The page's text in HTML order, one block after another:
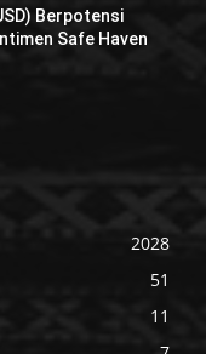
Berpotensi
Safe Haven
2028
51
11